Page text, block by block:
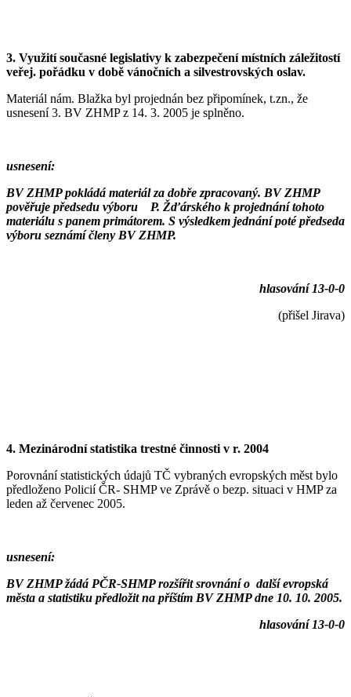
3. Využití současné legislativy k zabezpečení místních záležitostí
veřej. pořádku v době vánočních a silvestrovských oslav.
Materiál nám. Blažka byl projednán bez připomínek, t.zn., že
usnesení 3. BV ZHMP z 14. 3. 2005 je splněno.
usnesení:
BV ZHMP pokládá materiál za dobře zpracovaný. BV ZHMP
pověřuje předsedu výboru P. Žďárského k projednání tohoto
materiálu s panem primátorem. S výsledkem jednání poté předseda
výboru seznámí členy BV ZHMP.
hlasování 13-0-0
(přišel Jirava)
4. Mezinárodní statistika trestné činnosti v r. 2004
Porovnání statistických údajů TČ vybraných evropských měst bylo
předloženo Policií ČR- SHMP ve Zprávě o bezp. situaci v HMP za
leden až červenec 2005.
usnesení:
BV ZHMP žádá PČR-SHMP rozšířit srovnání o další evropská
města a statistiku předložit na příštím BV ZHMP dne 10. 10. 2005.
hlasování 13-0-0